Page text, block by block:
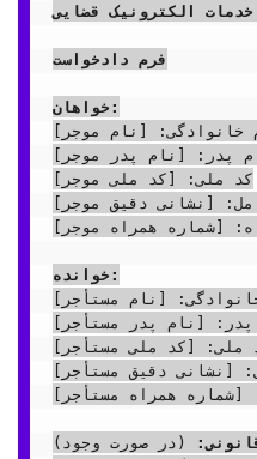
الکترونیک قضایی
فرم دادخواست
خواهان:
خانوادگی: [نام موجر]
پدر: [نام پدر موجر]
کد ملی: [کد ملی موجر]
[نشانی دقیق موجر]
[شماره همراه موجر]
خوانده:
[نام مستأجر]
پدر: [نام پدر مستأجر]
ملی: [کد ملی مستأجر]
[نشانی دقیق مستأجر]
[شماره همراه مستأجر]
(در صورت وجود)